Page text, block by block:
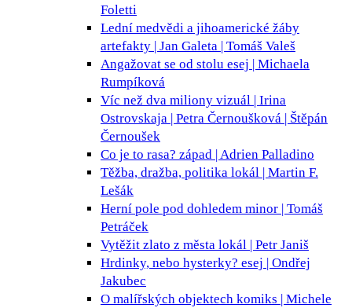
Foletti
Lední medvědi a jihoamerické žáby
artefakty | Jan Galeta | Tomáš Valeš
Angažovat se od stolu esej | Michaela
Rumpíková
Víc než dva miliony vizuál | Irina
Ostrovskaja | Petra Černoušková | Štěpán
Černoušek
Co je to rasa? západ | Adrien Palladino
Těžba, dražba, politika lokál | Martin F.
Lešák
Herní pole pod dohledem minor | Tomáš
Petráček
Vytěžit zlato z města lokál | Petr Janiš
Hrdinky, nebo hysterky? esej | Ondřej
Jakubec
O malířských objektech komiks | Michele